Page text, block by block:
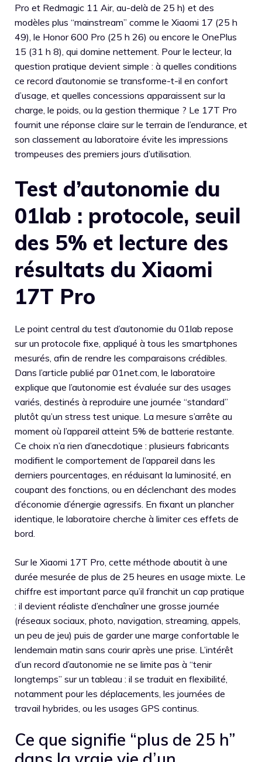
Pro et Redmagic 11 Air, au-delà de 25 h) et des
modèles plus “mainstream” comme le Xiaomi 17 (25 h
49), le Honor 600 Pro (25 h 26) ou encore le OnePlus
15 (31 h 8), qui domine nettement. Pour le lecteur, la
question pratique devient simple : à quelles conditions
ce record d’autonomie se transforme-t-il en confort
d’usage, et quelles concessions apparaissent sur la
charge, le poids, ou la gestion thermique ? Le 17T Pro
fournit une réponse claire sur le terrain de l’endurance, et
son classement au laboratoire évite les impressions
trompeuses des premiers jours d’utilisation.
Test d’autonomie du
01lab : protocole, seuil
des 5% et lecture des
résultats du Xiaomi
17T Pro
Le point central du test d’autonomie du 01lab repose
sur un protocole fixe, appliqué à tous les smartphones
mesurés, afin de rendre les comparaisons crédibles.
Dans l’article publié par 01net.com, le laboratoire
explique que l’autonomie est évaluée sur des usages
variés, destinés à reproduire une journée “standard”
plutôt qu’un stress test unique. La mesure s’arrête au
moment où l’appareil atteint 5% de batterie restante.
Ce choix n’a rien d’anecdotique : plusieurs fabricants
modifient le comportement de l’appareil dans les
derniers pourcentages, en réduisant la luminosité, en
coupant des fonctions, ou en déclenchant des modes
d’économie d’énergie agressifs. En fixant un plancher
identique, le laboratoire cherche à limiter ces effets de
bord.
Sur le Xiaomi 17T Pro, cette méthode aboutit à une
durée mesurée de plus de 25 heures en usage mixte. Le
chiffre est important parce qu’il franchit un cap pratique
: il devient réaliste d’enchaîner une grosse journée
(réseaux sociaux, photo, navigation, streaming, appels,
un peu de jeu) puis de garder une marge confortable le
lendemain matin sans courir après une prise. L’intérêt
d’un record d’autonomie ne se limite pas à “tenir
longtemps” sur un tableau : il se traduit en flexibilité,
notamment pour les déplacements, les journées de
travail hybrides, ou les usages GPS continus.
Ce que signifie “plus de 25 h”